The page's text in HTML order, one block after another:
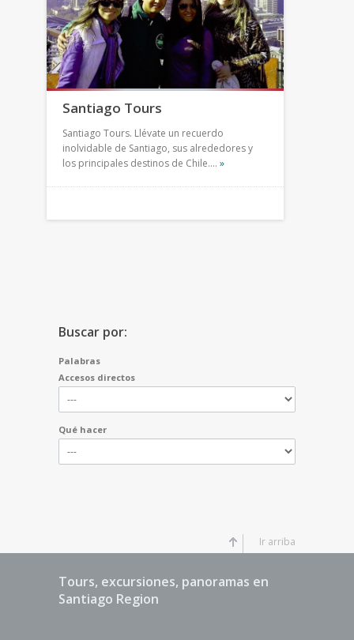
Santiago Tours
Santiago Tours. Llévate un recuerdo
inolvidable de Santiago, sus alrededores y
los principales destinos de Chile.… »
Buscar por:
Palabras
Accesos directos
Qué hacer
Tours, excursiones, panoramas en
Santiago Region
Ir arriba